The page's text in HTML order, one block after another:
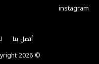
instagram
أتصل بنا
© Copyright
2026 -